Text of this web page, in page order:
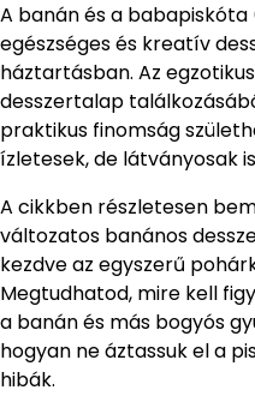
A banán és a
egészséges és kreatív
háztartásban. Az
desszertalap
praktikus finomság
ízletesek, de látványosak
A cikkben részletesen
változatos banános
kezdve az egyszerű
Megtudhatod, mire kell
a banán és más bogyós
hogyan ne áztassuk el a
hibák.